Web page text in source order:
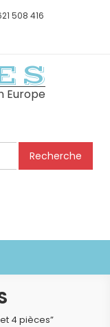
508 416
Europe
Recherche
4 pièces”